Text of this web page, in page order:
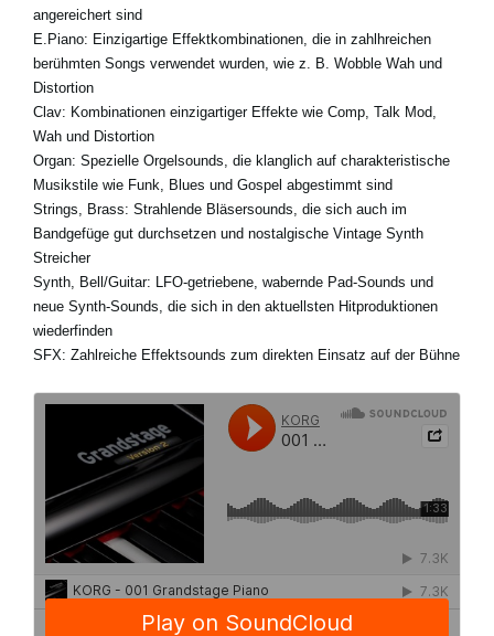
angereichert sind
E.Piano: Einzigartige Effektkombinationen, die in zahlhreichen
berühmten Songs verwendet wurden, wie z. B. Wobble Wah und
Distortion
Clav: Kombinationen einzigartiger Effekte wie Comp, Talk Mod,
Wah und Distortion
Organ: Spezielle Orgelsounds, die klanglich auf charakteristische
Musikstile wie Funk, Blues und Gospel abgestimmt sind
Strings, Brass: Strahlende Bläsersounds, die sich auch im
Bandgefüge gut durchsetzen und nostalgische Vintage Synth
Streicher
Synth, Bell/Guitar:
LFO-getriebene, wabernde Pad-Sounds und
neue Synth-Sounds, die sich in den aktuellsten Hitproduktionen
wiederfinden
SFX: Zahlreiche Effektsounds zum direkten Einsatz auf der Bühne